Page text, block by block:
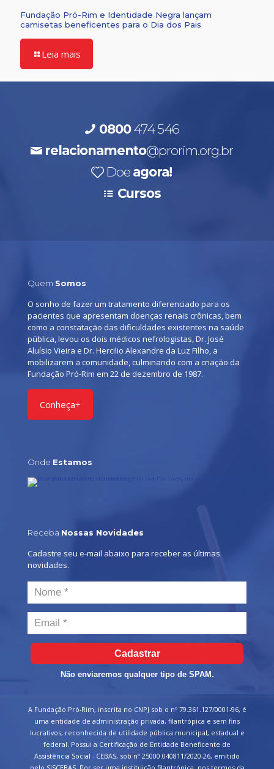
Fundação Pró-Rim e Identidade Negra lançam
camisetas beneficentes para o Dia dos Pais
Leia mais
0800474 546
relacionamento@prorim.org.br
Doe agora!
Cursos
Quem Somos
O sonho de fazer um tratamento diferenciado para os
pacientes que apresentam doenças renais crônicas, bem
como a constatação das dificuldades existentes na saúde
pública, levou os dois médicos nefrologistas, Dr. José
Aluísio Vieira e Dr. Hercilio Alexandre da Luz Filho, a
mobilizarem a comunidade, culminando com a criação da
Fundação Pró-Rim em 22 de dezembro de 1987.
Conheça+
Onde Estamos
Receba Nossas Novidades
Cadastre seu e-mail abaixo para receber as últimas
novidades.
Cadastrar
Não enviaremos qualquer tipo de SPAM.
A Fundação Pró-Rim, inscrita no CNPJ sob o nº 79.361.127/0001-96, é
uma entidade de administração privada, filantrópica e sem fins
lucrativos, reconhecida de utilidade pública municipal, estadual e
federal. Possui a Certificação de Entidade Beneficente de
Assistência Social - CEBAS, sob nº 25000.040811/2020-26, emitido